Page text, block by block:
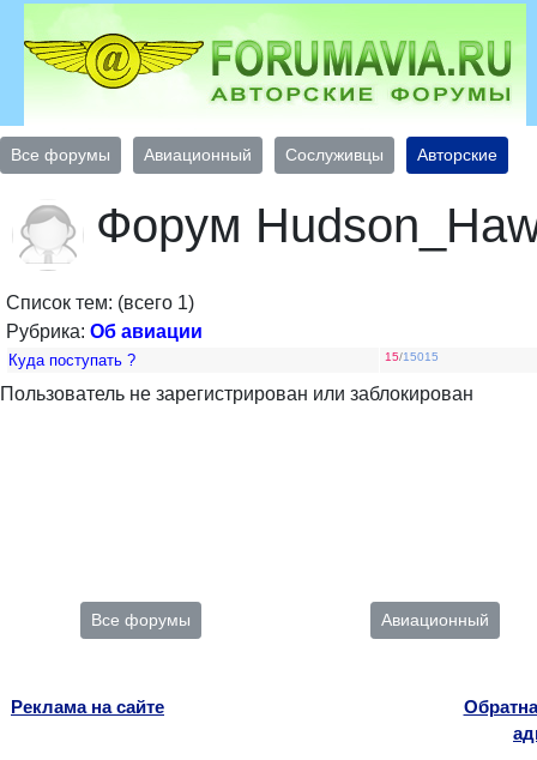
Все форумы Авиационный Сослуживцы Авторские
Форум
Список тем: (всего 1)
Рубрика: Об авиации
Куда поступать ? 15/15015
Пользователь не зарегистрирован или заблокирован
Все форумы Авиационный
Реклама на сайте